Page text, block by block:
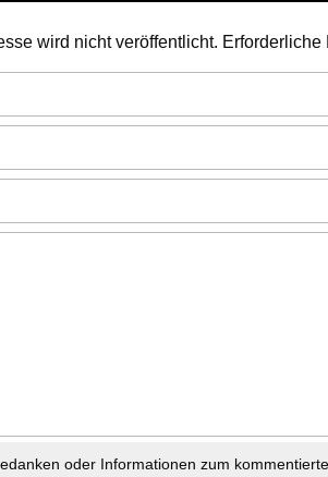
wird nicht veröffentlicht. Erforderliche
oder Informationen zum